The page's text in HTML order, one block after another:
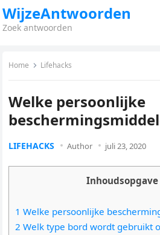
WijzeAntwoorden
Zoek antwoorden
Home Lifehacks
Welke persoonlijke
LIFEHACKS Author juli 23, 2020
Inhoudsopgave
1 Welke persoonlijke
2 Welk type bord wordt gebruikt